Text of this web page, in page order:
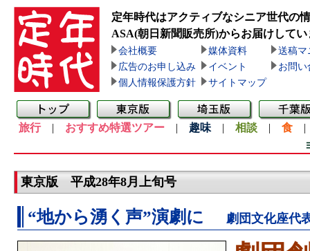
定年時代はアクティブなシニア世代の
ASA(朝日新聞販売所)からお届けしてい
会社概要 媒体資料
送稿マ
広告のお申し込み
イベント
お問い
個人情報保護方針
サイトマップ
旅行| おすすめ特選ツアー | 趣味 | 相談 | 食
東京版 平成28年8月上旬号
“地から湧く声”演劇に 劇団文化座代